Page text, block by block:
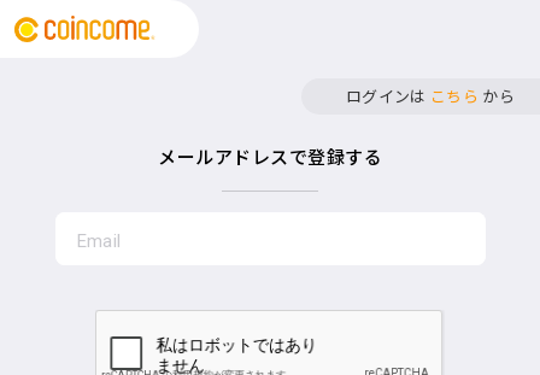
ログインは こちら から
メールアドレスで登録する